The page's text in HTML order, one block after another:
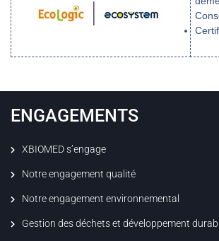
ENGAGEMENTS
XBIOMED s’engage
Notre engagement qualité
Notre engagement environnemental
Gestion des déchets et développement